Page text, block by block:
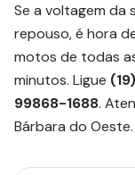
Se a voltagem da
repouso, é hora
motos de todas
minutos. Ligue
99868-1688.
Bárbara do Oeste.